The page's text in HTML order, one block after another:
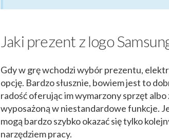
Jaki prezent z logo
Gdy w grę wchodzi wybór prezentu,
opcję. Bardzo słusznie, bowiem jest to
radość oferując im wymarzony sprzęt
wyposażoną w niestandardowe funkcje.
mogą bardzo szybko okazać się tylko
narzędziem pracy.